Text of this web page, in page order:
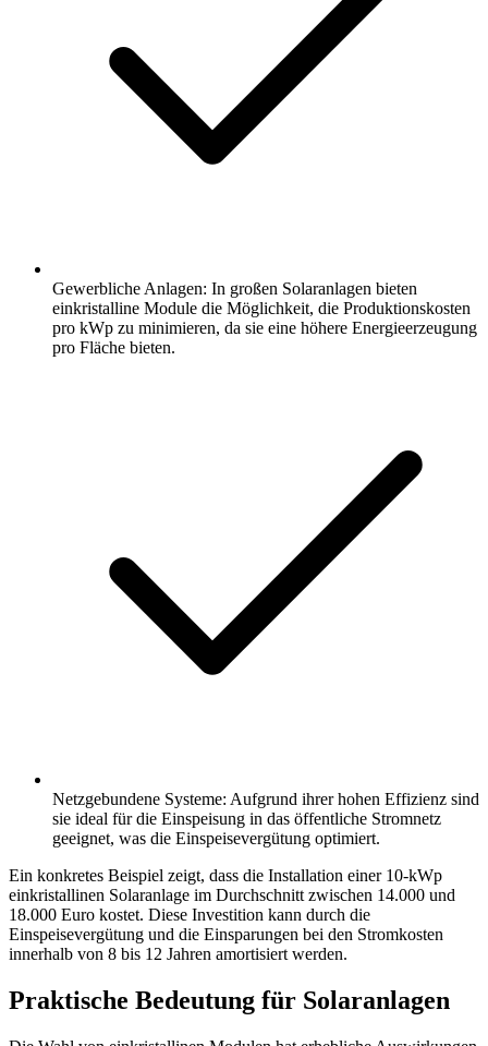
Gewerbliche Anlagen: In großen Solaranlagen bieten
einkristalline Module die Möglichkeit, die Produktionskosten
pro kWp zu minimieren, da sie eine höhere Energieerzeugung
pro Fläche bieten.
Netzgebundene Systeme: Aufgrund ihrer hohen Effizienz sind
sie ideal für die Einspeisung in das öffentliche Stromnetz
geeignet, was die Einspeisevergütung optimiert.
Ein konkretes Beispiel zeigt, dass die Installation einer 10-kWp
einkristallinen Solaranlage im Durchschnitt zwischen 14.000 und
18.000 Euro kostet. Diese Investition kann durch die
Einspeisevergütung und die Einsparungen bei den Stromkosten
innerhalb von 8 bis 12 Jahren amortisiert werden.
Praktische Bedeutung für Solaranlagen